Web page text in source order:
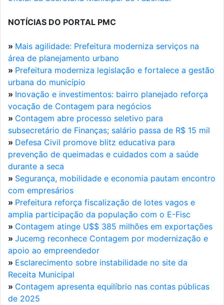
NOTÍCIAS DO PORTAL PMC
» Mais agilidade: Prefeitura moderniza serviços na
área de planejamento urbano
» Prefeitura moderniza legislação e fortalece a gestão
urbana do município
» Inovação e investimentos: bairro planejado reforça
vocação de Contagem para negócios
» Contagem abre processo seletivo para
subsecretário de Finanças; salário passa de R$ 15 mil
» Defesa Civil promove blitz educativa para
prevenção de queimadas e cuidados com a saúde
durante a seca
» Segurança, mobilidade e economia pautam encontro
com empresários
» Prefeitura reforça fiscalização de lotes vagos e
amplia participação da população com o E-Fisc
» Contagem atinge U$$ 385 milhões em exportações
» Jucemg reconhece Contagem por modernização e
apoio ao empreendedor
» Esclarecimento sobre instabilidade no site da
Receita Municipal
» Contagem apresenta equilíbrio nas contas públicas
de 2025